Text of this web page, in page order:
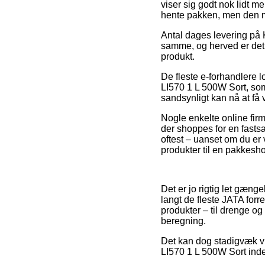
viser sig godt nok lidt
hente pakken, men den
Antal dages levering på
samme, og herved er
produkt.
De fleste e-forhandlere
LI570 1 L 500W Sort,
sandsynligt kan nå at få
Nogle enkelte online
der shoppes for en
oftest – uanset om du
produkter til en
Det er jo rigtig let
langt de fleste JATA
produkter – til drenge
beregning.
Det kan dog stadigvæk
LI570 1 L 500W Sort